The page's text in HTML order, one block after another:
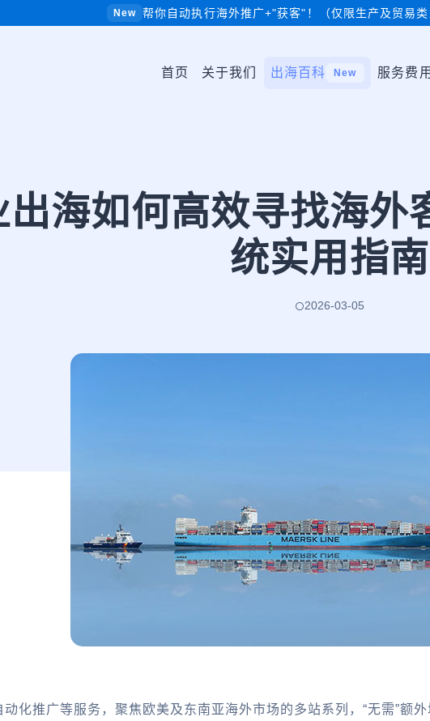
New 帮你自动执行海外推广+"获客"！（仅限生产及贸易
首页 关于我们 出海百科 New 服务费用
出海如何高效寻找海外
统实用指南
2026-03-05
化推广等服务，聚焦欧美及东南亚海外市场的多站系列，“无需”额